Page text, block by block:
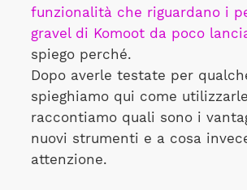
funzionalità che riguardano i
gravel di Komoot da poco
spiego perché.
Dopo averle testate per
spieghiamo qui come
raccontiamo quali sono i
nuovi strumenti e a cosa
attenzione.